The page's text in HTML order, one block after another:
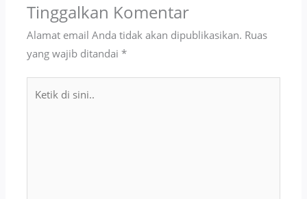
Tinggalkan Komentar
Alamat email Anda tidak akan dipublikasikan. Ruas
yang wajib ditandai*